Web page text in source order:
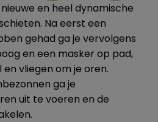
en heel dynamische
Na eerst een
gehad ga je vervolgens
en een masker op pad,
vliegen om je oren.
ga je
uit te voeren en de